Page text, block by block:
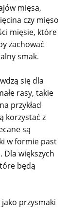
mięsa,
czy mięso
mięsie, które
zachować
smak.
się dla
rasy, takie
przykład
korzystać z
są
w formie past
Dla większych
będą
przysmaki